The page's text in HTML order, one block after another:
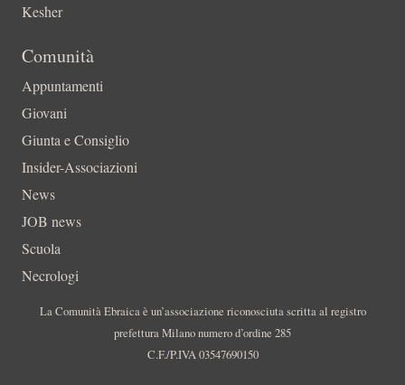
Kesher
Comunità
Appuntamenti
Giovani
Giunta e Consiglio
Insider-Associazioni
News
JOB news
Scuola
Necrologi
La Comunità Ebraica è un’associazione riconosciuta scritta al registro
prefettura Milano numero d’ordine 285
C.F./P.IVA 03547690150